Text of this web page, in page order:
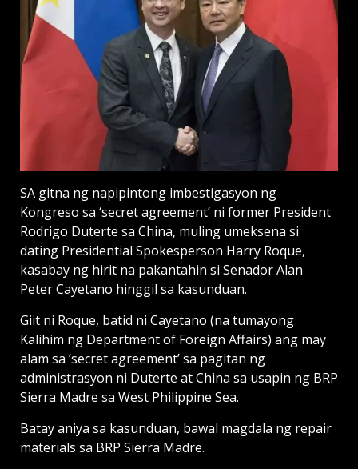
SA gitna ng napipintong imbestigasyon ng
Kongreso sa ‘secret agreement’ ni former President
Rodrigo Duterte sa China, muling umeksena si
dating Presidential Spokesperson Harry Roque,
kasabay ng hirit na pakantahin si Senador Alan
Peter Cayetano hinggil sa kasunduan.
Giit ni Roque, batid ni Cayetano (na tumayong
Kalihim ng Department of Foreign Affairs) ang may
alam sa ‘secret agreement’ sa pagitan ng
administrasyon ni Duterte at China sa usapin ng BRP
Sierra Madre sa West Philippine Sea.
Batay aniya sa kasunduan, bawal magdala ng repair
materials sa BRP Sierra Madre.